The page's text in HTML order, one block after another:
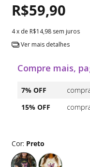
R$59,90
4x de R$14,98 sem juros
Ver mais detalhes
Compre mais,
7% OFF
15% OFF
Cor: Preto